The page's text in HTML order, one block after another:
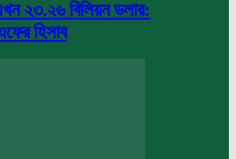
২৩.২৬ বিলিয়ন ডলার:
হিসাব